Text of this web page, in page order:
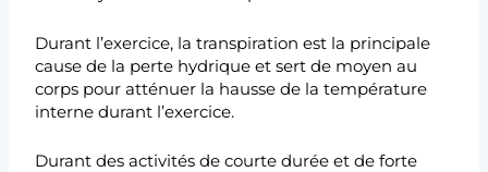
Durant l’exercice, la transpiration est la principale
cause de la perte hydrique et sert de moyen au
corps pour atténuer la hausse de la température
interne durant l’exercice.
Durant des activités de courte durée et de forte